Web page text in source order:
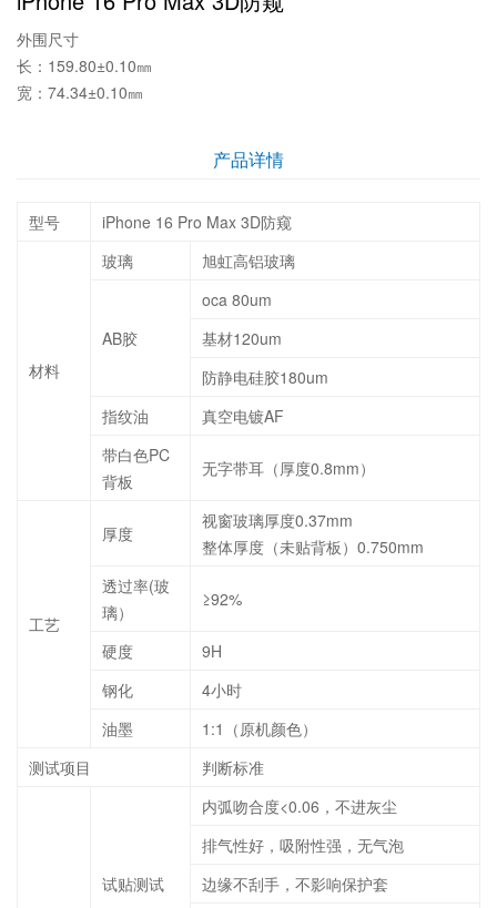
外围尺寸
长：159.80±0.10㎜
宽：74.34±0.10㎜
产品详情
型号 iPhone 16 Pro Max 3D防窥
材料
玻璃 旭虹高铝玻璃
AB胶
oca 80um
基材120um
防静电硅胶180um
指纹油
真空电镀AF
带白色PC
背板
无字带耳（厚度0.8mm）
工艺
厚度
视窗玻璃厚度0.37mm
整体厚度（未贴背板）0.750mm
透过率(玻
璃）
≥92%
硬度
9H
钢化
4小时
油墨
1:1（原机颜色）
测试项目
判断标准
试贴测试
内弧吻合度<0.06，不进灰尘
排气性好，吸附性强，无气泡
边缘不刮手，不影响保护套